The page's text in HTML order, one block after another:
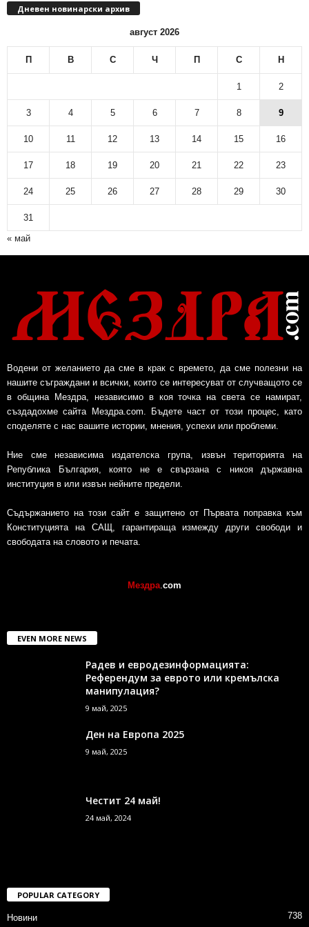
в
а
р
с
к
и
а
Дневен новинарски архив
август 2026
П В С Ч П С Н
1 2
3 4 5 6 7 8 9
10 11 12 13 14 15 16
17 18 19 20 21 22 23
24 25 26 27 28 29 30
31
« май
Водени от желанието да сме в крак с времето, да сме полезни на
нашите съграждани и всички, които се интересуват от случващото се
в община Мездра, независимо в коя точка на света се намират,
създадохме сайта Мездра.com. Бъдете част от този процес, като
споделяте с нас вашите истории, мнения, успехи или проблеми.
Ние сме независима издателска група, извън територията на
Република България, която не е свързана с никоя държавна
институция в или извън нейните предели.
Съдържанието на този сайт е защитено от Първата поправка към
Конституцията на САЩ, гарантираща измежду други свободи и
свободата на словото и печата.
Мездра com
EVEN MORE NEWS
Радев и евродезинформацията:
Референдум за еврото или кремълска
манипулация?
9 май, 2025
Ден на Европа 2025
9 май, 2025
Честит 24 май!
24 май, 2024
POPULAR CATEGORY
Новини 738